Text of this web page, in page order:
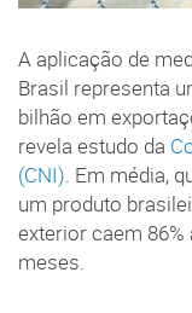
A aplicação de
Brasil representa
bilhão em
revela estudo da
(CNI). Em média,
um produto
exterior caem
meses.